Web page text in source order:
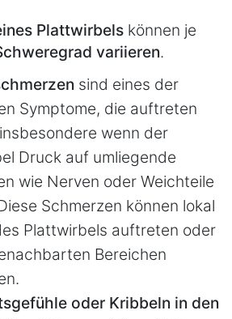
Plattwirbels können je
variieren.
sind eines der
Symptome, die auftreten
wenn der
Druck auf umliegende
wie Nerven oder Weichteile
Schmerzen können lokal
Plattwirbels auftreten oder
Bereichen
oder Kribbeln in den